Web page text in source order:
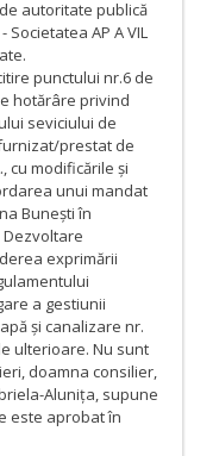
autoritate publică
AP A VIL
punctului nr.6 de
hotărâre privind
seviciului de
prestat de
cu modificările și
unui mandat
Bunești în
exprimării
a gestiunii
și canalizare nr.
ulterioare. Nu sunt
doamna consilier,
Alunița, supune
este aprobat în